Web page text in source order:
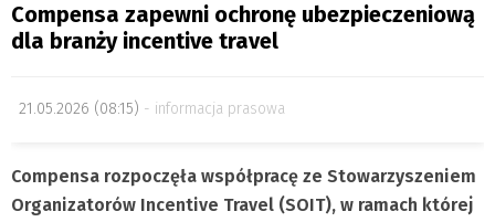
Compensa zapewni ochronę ubezpieczeniową
dla branży incentive travel
21.05.2026 (08:15) informacja prasowa
Compensa rozpoczęła współpracę ze Stowarzyszeniem
Organizatorów Incentive Travel (SOIT), w ramach której